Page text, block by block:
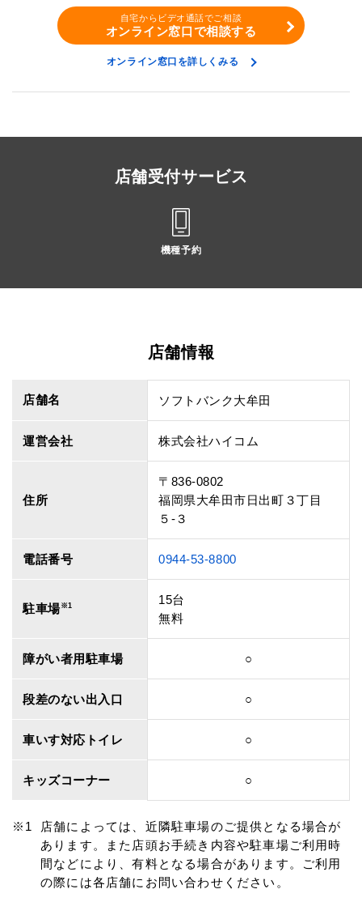
自宅からビデオ通話でご相談
オンライン窓口で相談する
オンライン窓口を詳しくみる
店舗受付サービス
機種予約
店舗情報
店舗名 ソフトバンク大牟田
運営会社 株式会社ハイコム
住所
〒836-0802
福岡県大牟田市日出町３丁目
５‐３
電話番号 0944-53-8800
駐車場※1
15台
無料
障がい者用駐車場 ○
段差のない出入口 ○
車いす対応トイレ ○
キッズコーナー ○
店舗によっては、近隣駐車場のご提供となる場合が
あります。また店頭お手続き内容や駐車場ご利用時
間などにより、有料となる場合があります。ご利用
の際には各店舗にお問い合わせください。